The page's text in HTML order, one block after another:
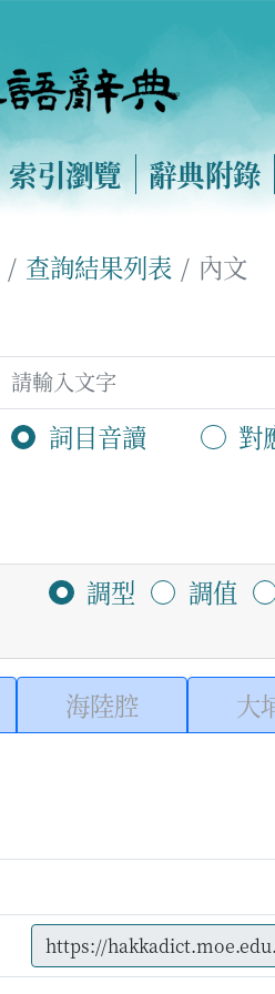
索引瀏覽 辭典附錄
查詢結果列表 內文
詞目音讀 對
調型 調值
海陸腔 大